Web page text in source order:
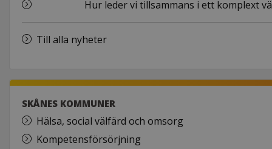
Hur leder vi tillsammans i ett komplext
Till alla nyheter
SKÅNES KOMMUNER
Hälsa, social välfärd och omsorg
Kompetensförsörjning